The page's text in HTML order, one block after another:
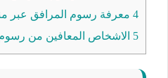
4 معرفة رسوم المرافق عبر
5 الاشخاص المعافين من